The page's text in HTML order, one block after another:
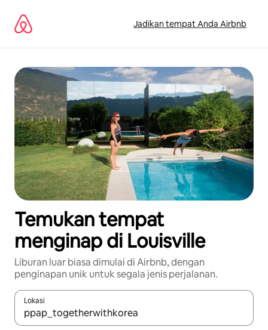
langsung
lihat
Jadikan tempat Anda Airbnb
Temukan tempat
menginap di Louisville
Liburan luar biasa dimulai di Airbnb, dengan
penginapan unik untuk segala jenis perjalanan.
Lokasi
Jika hasil yang dicari tersedia, telusuri dengan tombol panah